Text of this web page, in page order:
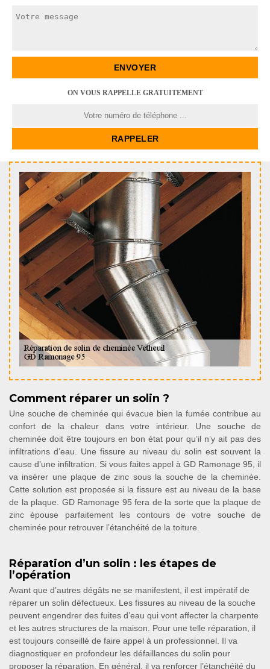
ON VOUS RAPPELLE GRATUITEMENT
Comment réparer un solin ?
Une souche de cheminée qui évacue bien la fumée contribue au
confort de la chaleur dans votre intérieur. Une souche de
cheminée doit être toujours en bon état pour qu’il n’y ait pas des
infiltrations d’eau. Une fissure au niveau du solin est souvent la
cause d’une infiltration. Si vous faites appel à GD Ramonage 95, il
va insérer une plaque de zinc sous la souche de la cheminée.
Cette solution est proposée si la fissure est au niveau de la base
de la plaque. GD Ramonage 95 fera de la sorte que la plaque de
zinc épouse parfaitement les contours de votre souche de
cheminée pour retrouver l’étanchéité de la toiture.
Réparation d’un solin : les étapes de
l’opération
Avant que d’autres dégâts ne se manifestent, il est impératif de
réparer un solin défectueux. Les fissures au niveau de la souche
peuvent engendrer des fuites d’eau qui vont affecter la charpente
et les autres structures de la maison. Pour une telle réparation, il
est toujours conseillé de faire appel à un professionnel. Il va
diagnostiquer en profondeur les défaillances du solin pour
proposer la réparation. En général, il va renforcer l’étanchéité du